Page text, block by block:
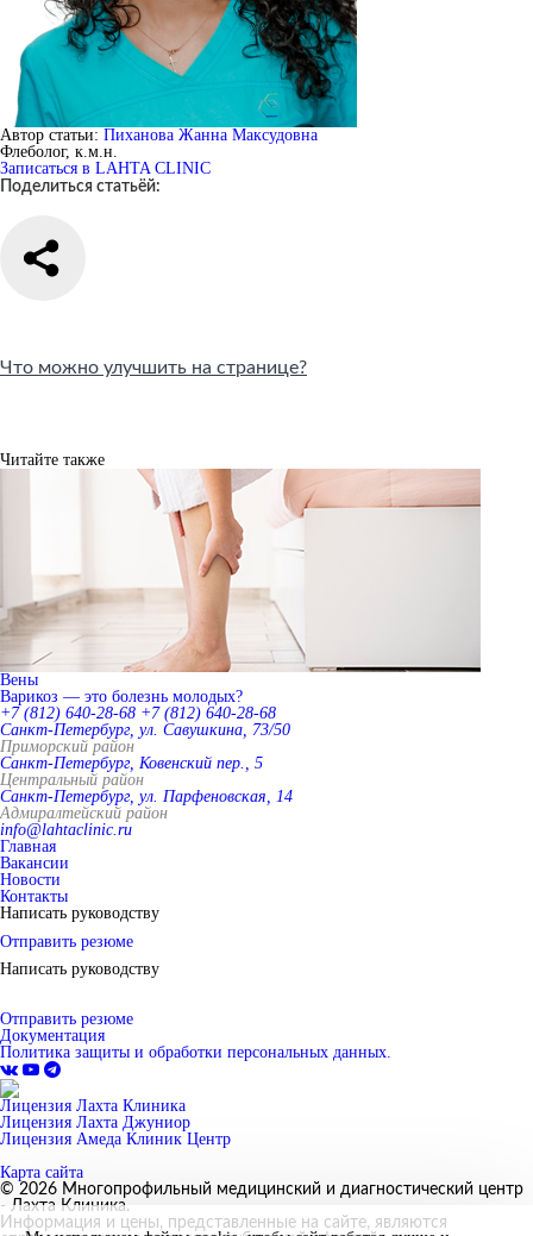
Автор статьи: Пиханова Жанна Максудовна
Флеболог, к.м.н.
Записаться в LAHTA CLINIC
Поделиться статьёй:
Что можно улучшить на странице?
Читайте также
Вены
Варикоз — это болезнь молодых?
+7 (812) 640-28-68 +7 (812) 640-28-68
Санкт-Петербург, ул. Савушкина, 73/50
Приморский район
Санкт-Петербург, Ковенский пер., 5
Центральный район
Санкт-Петербург, ул. Парфеновская, 14
Адмиралтейский район
info@lahtaclinic.ru
Главная
Вакансии
Новости
Контакты
Написать руководству
Отправить резюме
Написать руководству
Отправить резюме
Документация
Политика защиты и обработки персональных данных.
Лицензия Лахта Клиника
Лицензия Лахта Джуниор
Лицензия Амеда Клиник Центр
Карта сайта
© 2026 Многопрофильный медицинский и диагностический центр
- Лахта Клиника.
Информация и цены, представленные на сайте, являются